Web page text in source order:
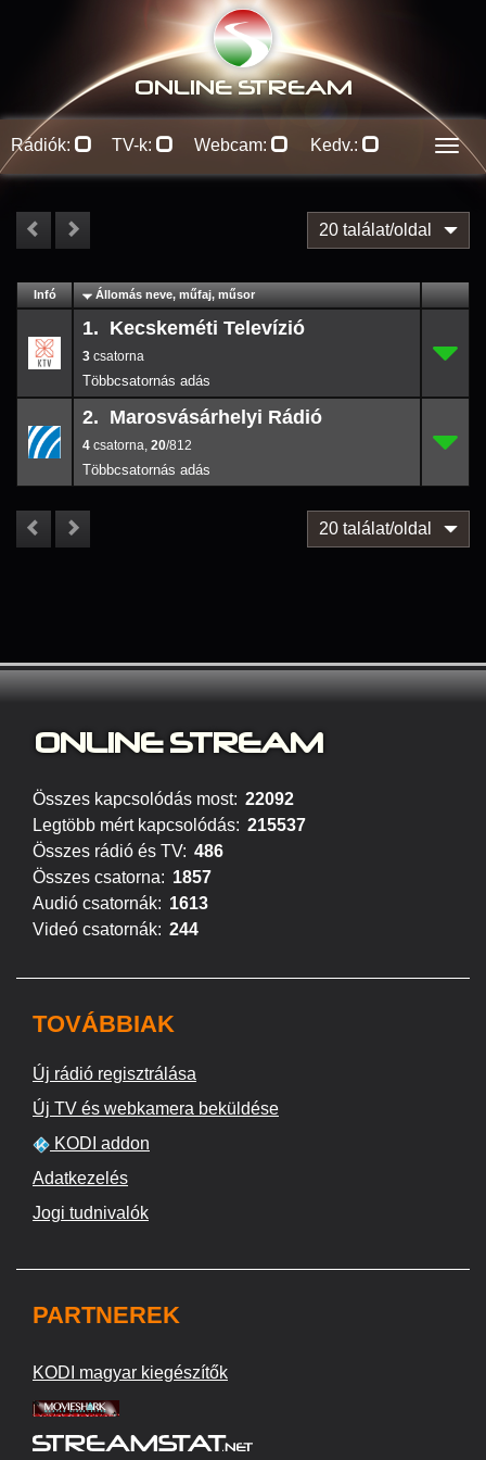
ONLINE STREAM
Rádiók: TV-k: Webcam: Kedv.:
20 találat/oldal
Infó Lejátszás
Állomás neve, műfaj, műsor
1. Kecskeméti Televízió
3
2.
2. Marosvásárhelyi Rádió
4 , 20/812 20/812
20 találat/oldal
ONLINE STREAM
Összes kapcsolódás most: 22092
Legtöbb mért kapcsolódás: 215537
Összes rádió és TV: 486
Összes csatorna: 1857
Audió csatornák: 1613
Videó csatornák: 244
TOVÁBBIAK
Új rádió regisztrálása
Új TV és webkamera beküldése
KODI addon
Adatkezelés
Jogi tudnivalók
PARTNEREK
KODI magyar kiegészítők